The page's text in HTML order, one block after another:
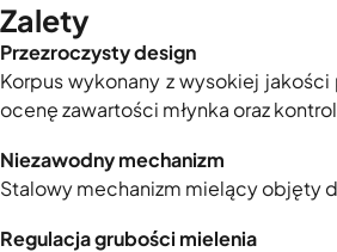
Zalety
Przezroczysty design
Korpus wykonany z wysokiej
ocenę zawartości młynka oraz
Niezawodny mechanizm
Stalowy mechanizm mielący objęty
Regulacja grubości mielenia